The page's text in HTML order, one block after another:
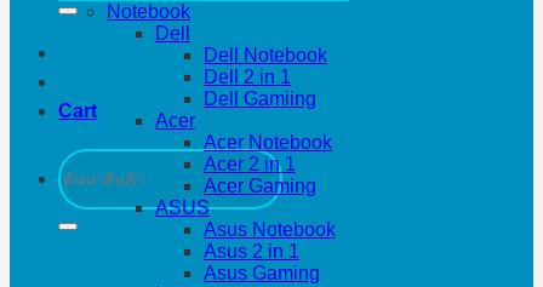
Cart
Search
for:
Notebook
Dell
Dell Notebook
Dell 2 in 1
Dell Gamiing
Acer
Acer Notebook
Acer 2 in 1
Acer Gaming
ASUS
Asus Notebook
Asus 2 in 1
Asus Gaming